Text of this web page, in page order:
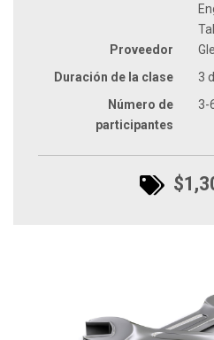
Proveedor
Duración de la clase
3
Número de
participantes
3-